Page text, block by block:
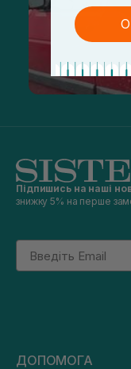
Підпишись на наші
знижку 5% на перше
Email
ДОПОМОГА